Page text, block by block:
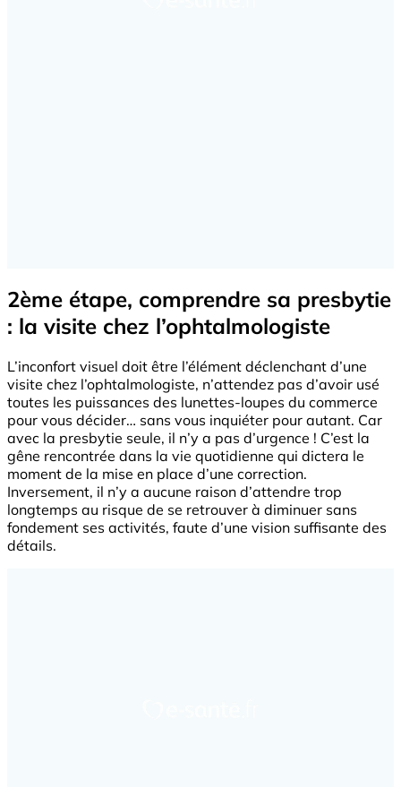
2ème étape, comprendre sa presbytie
: la visite chez l’ophtalmologiste
L’inconfort visuel doit être l’élément déclenchant d’une
visite chez l’ophtalmologiste, n’attendez pas d’avoir usé
toutes les puissances des lunettes-loupes du commerce
pour vous décider… sans vous inquiéter pour autant. Car
avec la presbytie seule, il n’y a pas d’urgence ! C’est la
gêne rencontrée dans la vie quotidienne qui dictera le
moment de la mise en place d’une correction.
Inversement, il n’y a aucune raison d’attendre trop
longtemps au risque de se retrouver à diminuer sans
fondement ses activités, faute d’une vision suffisante des
détails.